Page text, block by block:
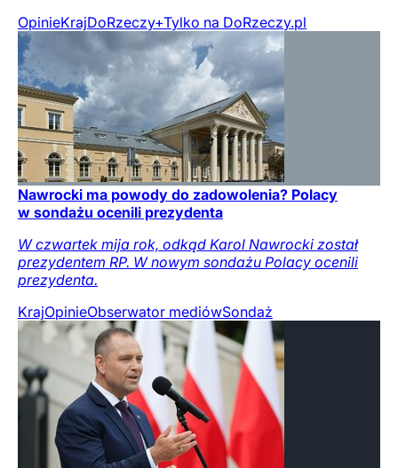
OpinieKrajDoRzeczy+Tylko na DoRzeczy.pl
Nawrocki ma powody do zadowolenia? Polacy
w sondażu ocenili prezydenta
W czwartek mija rok, odkąd Karol Nawrocki został
prezydentem RP. W nowym sondażu Polacy ocenili
prezydenta.
KrajOpinieObserwator mediówSondaż